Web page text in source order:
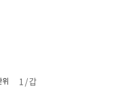
1 / 갑